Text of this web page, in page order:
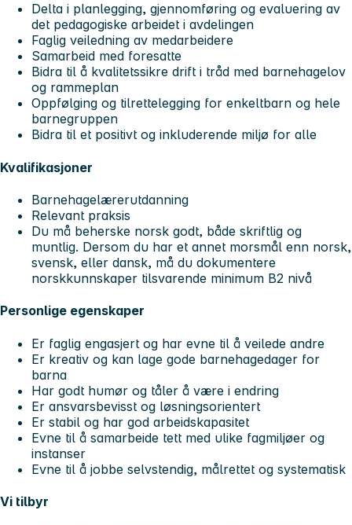
Delta i planlegging, gjennomføring og evaluering av
det pedagogiske arbeidet i avdelingen
Faglig veiledning av medarbeidere
Samarbeid med foresatte
Bidra til å kvalitetssikre drift i tråd med barnehagelov
og rammeplan
Oppfølging og tilrettelegging for enkeltbarn og hele
barnegruppen
Bidra til et positivt og inkluderende miljø for alle
Kvalifikasjoner
Barnehagelærerutdanning
Relevant praksis
Du må beherske norsk godt, både skriftlig og
muntlig. Dersom du har et annet morsmål enn norsk,
svensk, eller dansk, må du dokumentere
norskkunnskaper tilsvarende minimum B2 nivå
Personlige egenskaper
Er faglig engasjert og har evne til å veilede andre
Er kreativ og kan lage gode barnehagedager for
barna
Har godt humør og tåler å være i endring
Er ansvarsbevisst og løsningsorientert
Er stabil og har god arbeidskapasitet
Evne til å samarbeide tett med ulike fagmiljøer og
instanser
Evne til å jobbe selvstendig, målrettet og systematisk
Vi tilbyr